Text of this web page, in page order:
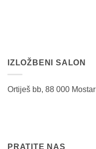
IZLOŽBENI SALON
Ortiješ bb, 88 000 Mostar
PRATITE NAS